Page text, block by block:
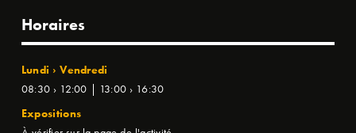
Horaires
Lundi › Vendredi
08:30 › 12:00 | 13:00 › 16:30
Expositions